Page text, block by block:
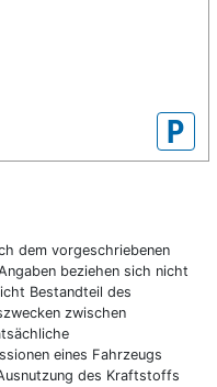
P
dem vorgeschriebenen
beziehen sich nicht
Bestandteil des
zwischen
eines Fahrzeugs
des Kraftstoffs